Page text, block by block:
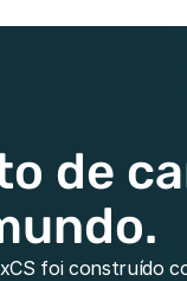
de
foi construído